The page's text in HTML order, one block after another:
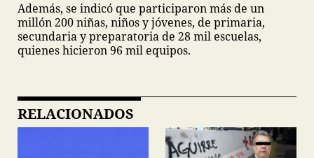
Además, se indicó que participaron más de un
millón 200 niñas, niños y jóvenes, de primaria,
secundaria y preparatoria de 28 mil escuelas,
quienes hicieron 96 mil equipos.
RELACIONADOS